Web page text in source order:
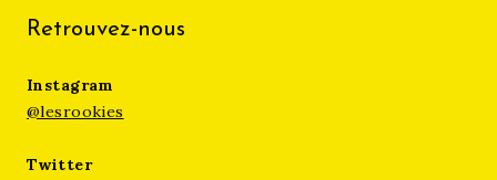
Retrouvez-nous
Instagram
@lesrookies
Twitter